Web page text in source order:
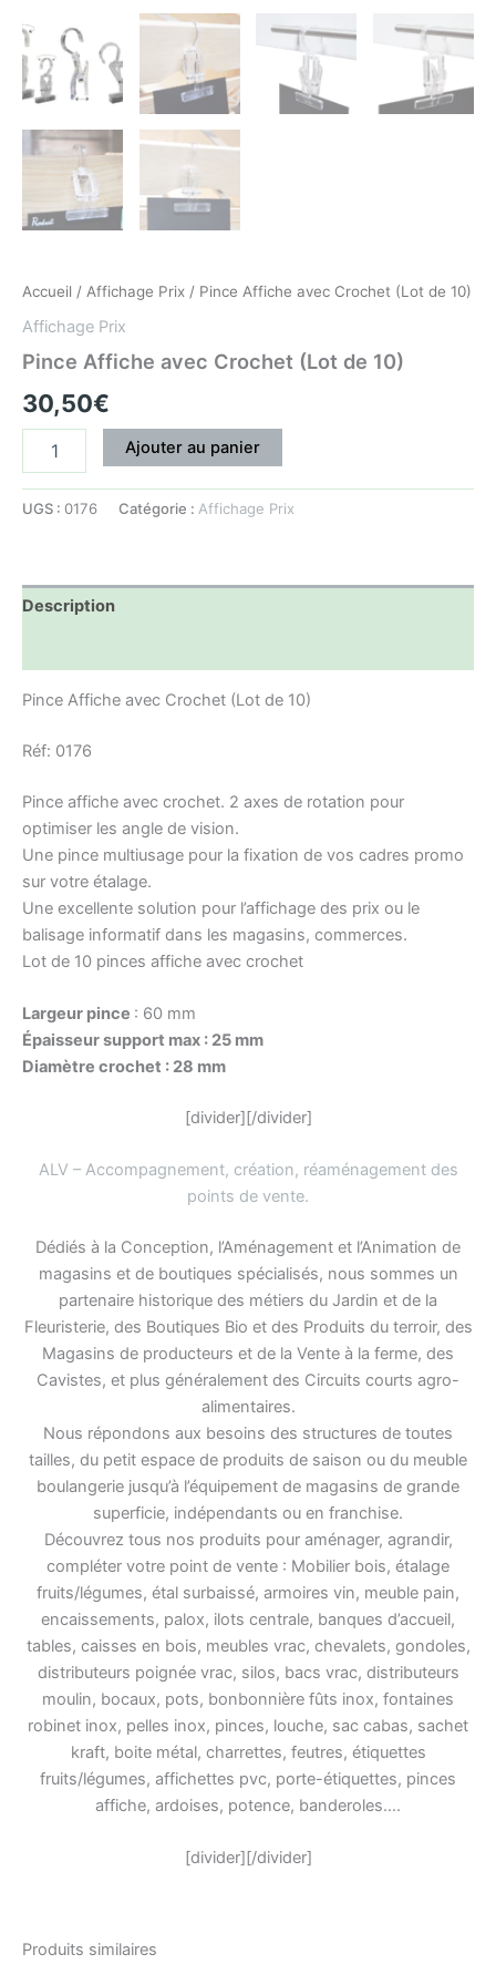
Accueil / Affichage Prix / Pince Affiche avec Crochet (Lot de 10)
Affichage Prix
Pince Affiche avec Crochet (Lot de 10)
30,50€
Ajouter au panier
UGS : 0176 Catégorie : Affichage Prix
Description
Pince Affiche avec Crochet (Lot de 10)
Réf: 0176
Pince affiche avec crochet. 2 axes de rotation pour
optimiser les angle de vision.
Une pince multiusage pour la fixation de vos cadres promo
sur votre étalage.
Une excellente solution pour l’affichage des prix ou le
balisage informatif dans les magasins, commerces.
Lot de 10 pinces affiche avec crochet
Largeur pince : 60 mm
Épaisseur support max : 25 mm
Diamètre crochet : 28 mm
[divider][/divider]
ALV – Accompagnement, création, réaménagement des
points de vente.
Dédiés à la Conception, l’Aménagement et l’Animation de
magasins et de boutiques spécialisés, nous sommes un
partenaire historique des métiers du Jardin et de la
Fleuristerie, des Boutiques Bio et des Produits du terroir, des
Magasins de producteurs et de la Vente à la ferme, des
Cavistes, et plus généralement des Circuits courts agro-
alimentaires.
Nous répondons aux besoins des structures de toutes
tailles, du petit espace de produits de saison ou du meuble
boulangerie jusqu’à l’équipement de magasins de grande
superficie, indépendants ou en franchise.
Découvrez tous nos produits pour aménager, agrandir,
compléter votre point de vente : Mobilier bois, étalage
fruits/légumes, étal surbaissé, armoires vin, meuble pain,
encaissements, palox, ilots centrale, banques d’accueil,
tables, caisses en bois, meubles vrac, chevalets, gondoles,
distributeurs poignée vrac, silos, bacs vrac, distributeurs
moulin, bocaux, pots, bonbonnière fûts inox, fontaines
robinet inox, pelles inox, pinces, louche, sac cabas, sachet
kraft, boite métal, charrettes, feutres, étiquettes
fruits/légumes, affichettes pvc, porte-étiquettes, pinces
affiche, ardoises, potence, banderoles….
[divider][/divider]
Produits similaires